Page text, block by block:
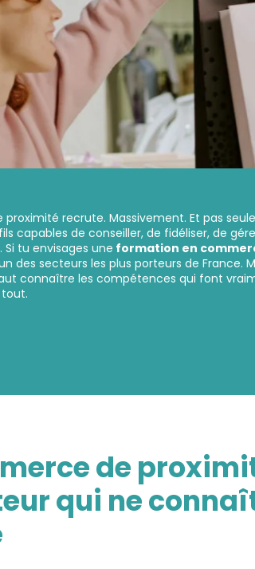
recrute. Massivement. Et pas
capables de conseiller, de fidéliser, de
tu envisages une formation en
des secteurs les plus porteurs de France.
connaître les compétences qui font
tout.
de
qui ne